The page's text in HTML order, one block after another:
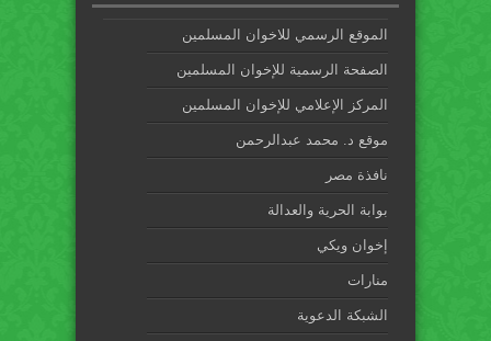
الموقع الرسمي للاخوان المسلمين
الصفحة الرسمية للإخوان المسلمين
المركز الإعلامي للإخوان المسلمين
موقع د. محمد عبدالرحمن
نافذة مصر
بوابة الحرية والعدالة
إخوان ويكي
منارات
الشبكة الدعوية